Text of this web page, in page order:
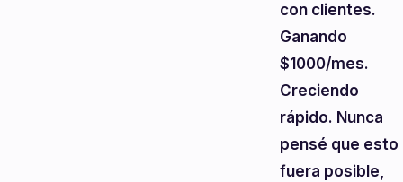
con clientes.
Ganando
$1000/mes.
Creciendo
rápido. Nunca
pensé que esto
fuera posible,